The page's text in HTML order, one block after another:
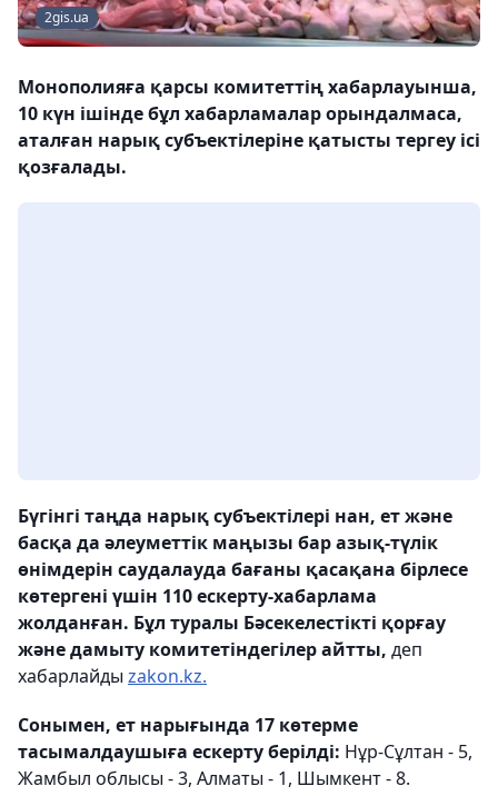
2gis.ua
Монополияға қарсы комитеттің хабарлауынша,
10 күн ішінде бұл хабарламалар орындалмаса,
аталған нарық субъектілеріне қатысты тергеу ісі
қозғалады.
Бүгінгі таңда нарық субъектілері нан, ет және
басқа да әлеуметтік маңызы бар азық-түлік
өнімдерін саудалауда бағаны қасақана бірлесе
көтергені үшін 110 ескерту-хабарлама
жолданған. Бұл туралы Бәсекелестікті қорғау
және дамыту комитетіндегілер айтты, деп
хабарлайды zakon.kz.
Сонымен, ет нарығында 17 көтерме
тасымалдаушыға ескерту берілді: Нұр-Сұлтан - 5,
Жамбыл облысы - 3, Алматы - 1, Шымкент - 8.